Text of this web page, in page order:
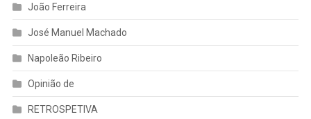
João Ferreira
José Manuel Machado
Napoleão Ribeiro
Opinião de
RETROSPETIVA